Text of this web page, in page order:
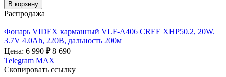
В корзину
Распродажа
Фонарь VIDEX карманный VLF-A406 CREE XHP50.2, 20W.
3.7V 4.0Ah, 220B, дальность 200м
Цена: 6 990 ₽ 8 690
Telegram MAX
Скопировать ссылку